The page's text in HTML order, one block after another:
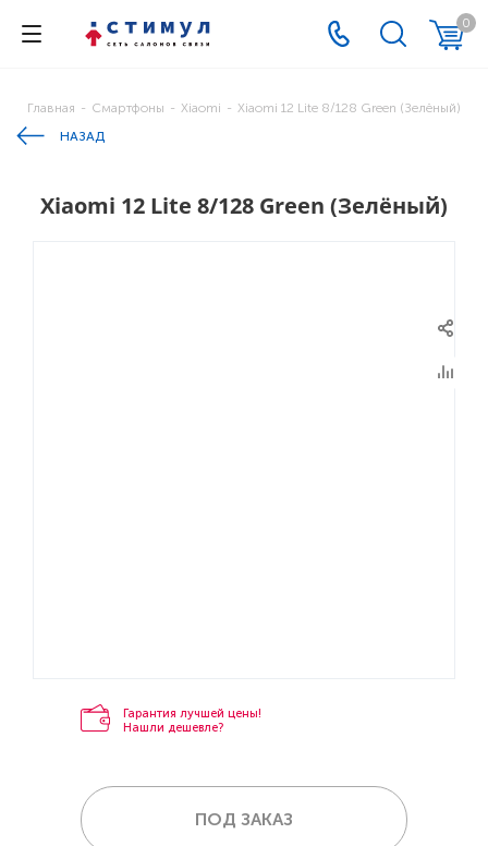
0
Главная - Смартфоны - Xiaomi - Xiaomi 12 Lite 8/128 Green (Зелёный)
НАЗАД
Xiaomi 12 Lite 8/128 Green (Зелёный)
Гарантия лучшей цены!
Нашли дешевле?
ПОД ЗАКАЗ